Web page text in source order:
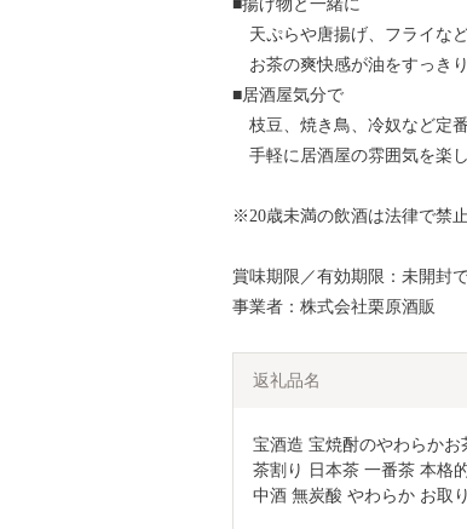
■揚げ物と一緒に
天ぷらや唐揚げ、フライな
お茶の爽快感が油をすっきり
■居酒屋気分で
枝豆、焼き鳥、冷奴など定
手軽に居酒屋の雰囲気を楽し
※20歳未満の飲酒は法律で禁
賞味期限／有効期限：未開封
事業者：株式会社栗原酒販
返礼品名
宝酒造 宝焼酎のやわらかお
茶割り 日本茶 一番茶 本格
中酒 無炭酸 やわらか お取